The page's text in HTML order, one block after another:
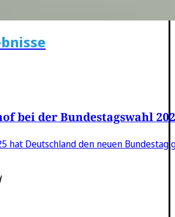
bei der Bundestagswahl
hat Deutschland den neuen